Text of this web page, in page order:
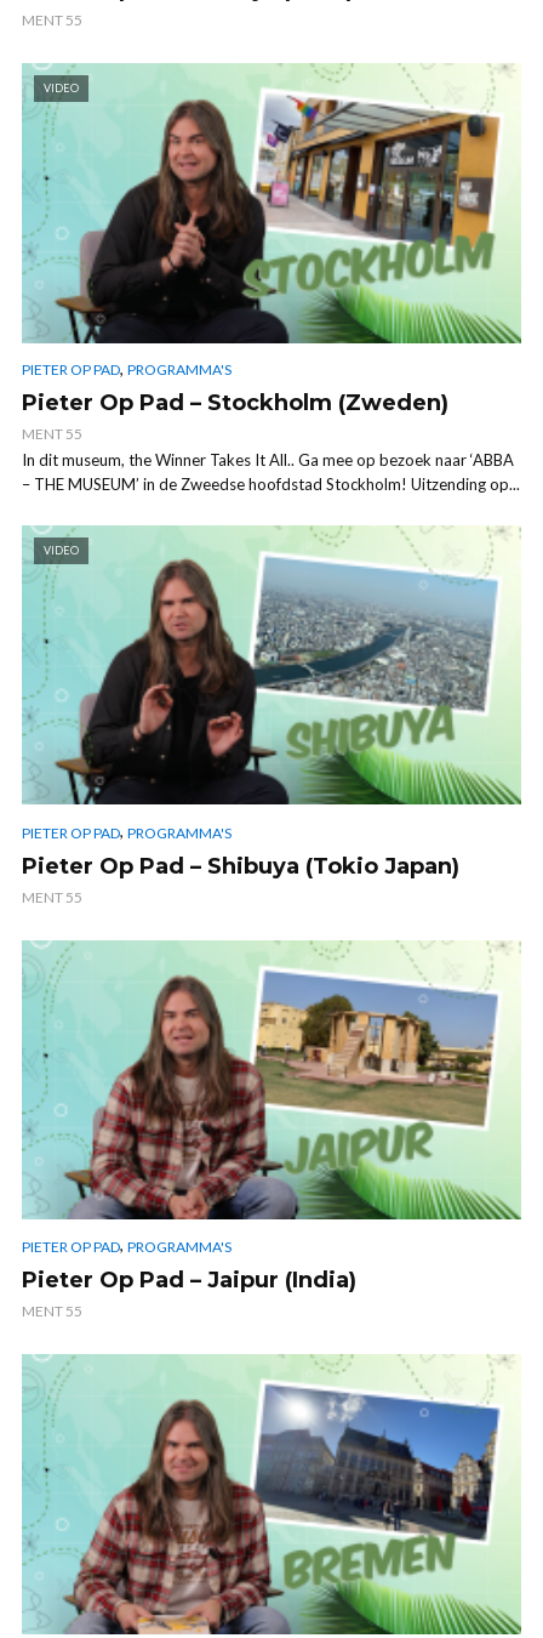
MENT 55
VIDEO
PIETER OP PAD, PROGRAMMA'S
Pieter Op Pad – Stockholm (Zweden)
MENT 55
In dit museum, the Winner Takes It All.. Ga mee op bezoek naar ‘ABBA
– THE MUSEUM’ in de Zweedse hoofdstad Stockholm! Uitzending op...
VIDEO
PIETER OP PAD, PROGRAMMA'S
Pieter Op Pad – Shibuya (Tokio Japan)
MENT 55
PIETER OP PAD, PROGRAMMA'S
Pieter Op Pad – Jaipur (India)
MENT 55